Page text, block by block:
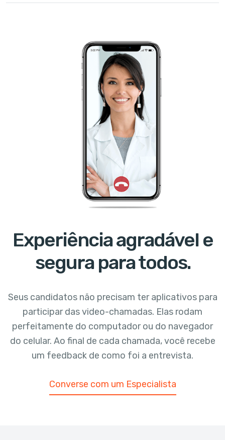
Experiência agradável e
segura para todos.
Seus candidatos não precisam ter aplicativos para
participardas video-chamadas. Elas rodam
perfeitamente do computador ou do navegador
do celular. Ao final de cada chamada, você recebe
um feedback de como foi a entrevista.
Converse com um Especialista